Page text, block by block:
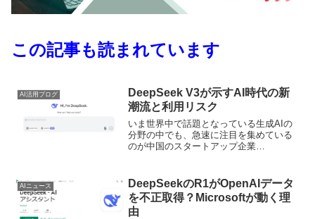
この記事も読まれています
AI活用ブログ
DeepSeek V3が示すAI時代の新
潮流と利用リスク
いま世界中で話題となっている生成AIの
分野の中でも、急速に注目を集めている
のが中国のスタートアップ企業
では、DeepSeek V3の特長や性能、そし
て見逃せないリスクや懸念点について解
説します。
AIニュース
DeepSeekのR1がOpenAIデータ
を不正取得？Microsoftが動く理
由